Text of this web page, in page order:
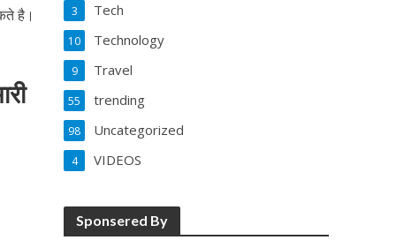
है। Tech
3
Technology
10
Travel
9
trending
55
Uncategorized
98
VIDEOS
4
Sponsered By